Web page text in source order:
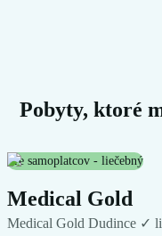
Pobyty, ktoré
Pre samoplatcov - liečebný
Medical Gold
Medical Gold Dudince ✓